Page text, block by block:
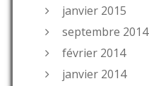
janvier 2015
septembre 2014
février 2014
janvier 2014